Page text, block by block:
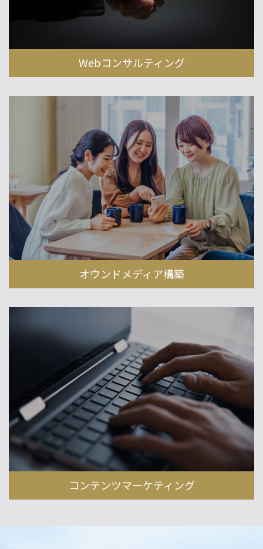
Webコンサルティング
オウンドメディア構築
コンテンツマーケティング